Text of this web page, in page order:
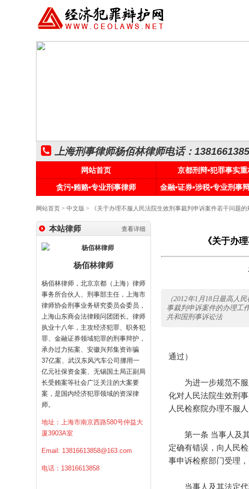
上海刑事律师杨佰林律师电话：
网站首页 京都刑辩•犯罪事实重
贪污•贿赂•专业刑事律师
金融•证券•涉税•专业刑事
网站首页 > 中文版 > 《关于办理不服人民法院生效刑事裁判申诉案件若干问题的
查看详细
本站律师
杨佰林律师
杨佰林律师，北京京都（上海）律师
事务所合伙人、刑事部主任，上海市
律师协会刑事业务研究委员会委员，
上海山东商会法律顾问团团长。律师
执业十八年，主攻经济犯罪、职务犯
罪、金融证券领域犯罪的刑事辩护，
承办过力拓案、安徽兴邦集资诈骗
37亿案、武汉东风汽车公司挪用一
亿元社保资金案、无锡国土局正副局
长受贿案等社会广泛关注的大案要
案，是国内经济犯罪领域的资深律
师。
地址：上海市南京西路580号仲益大
厦3903A室
Email: 13816613858@163.com
电话：13816613858
《关于办
（2012年1月18日最高人
事裁判申诉案件的办理工
共和国刑事诉讼法
（2012年1月
通过）
为进一步规范不服
化对人民法院生效刑
人民检察院办理不服
第一条 当事人及其
定确有错误，向人民
事申诉检察部门受理，
当事人及其法定代